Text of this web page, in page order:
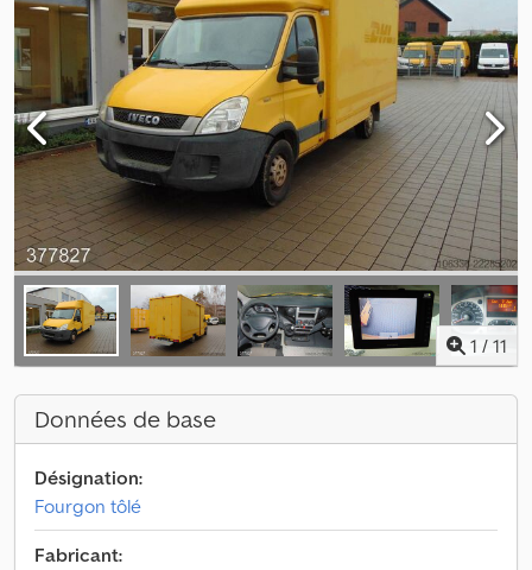
1 / 11
Données de base
Désignation:
Fourgon tôlé
Fabricant: